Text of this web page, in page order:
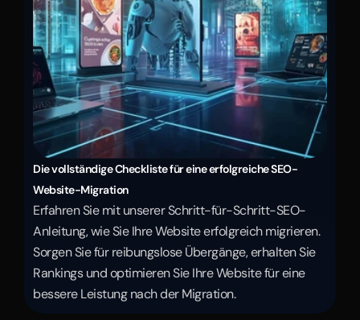
Die vollständige Checkliste für eine erfolgreiche SEO-
Website-Migration
Erfahren Sie mit unserer Schritt-für-Schritt-SEO-
Anleitung, wie Sie Ihre Website erfolgreich migrieren.
Sorgen Sie für reibungslose Übergänge, erhalten Sie
Rankings und optimieren Sie Ihre Website für eine
bessere Leistung nach der Migration.